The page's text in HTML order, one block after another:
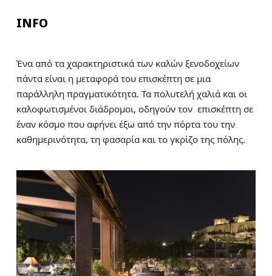
INFO
Ένα από τα χαρακτηριστικά των καλών ξενοδοχείων
πάντα είναι η μεταφορά του επισκέπτη σε μια
παράλληλη πραγματικότητα. Τα πολυτελή χαλιά και οι
καλοφωτισμένοι διάδρομοι, οδηγούν τον επισκέπτη σε
έναν κόσμο που αφήνει έξω από την πόρτα του την
καθημερινότητα, τη φασαρία και το γκρίζο της πόλης.